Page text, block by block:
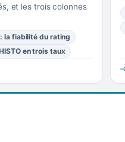
et les trois colonnes
la fiabilité du rating
en trois taux